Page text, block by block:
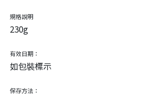
規格說明
230g
有效日期：
如包裝標示
保存方法：